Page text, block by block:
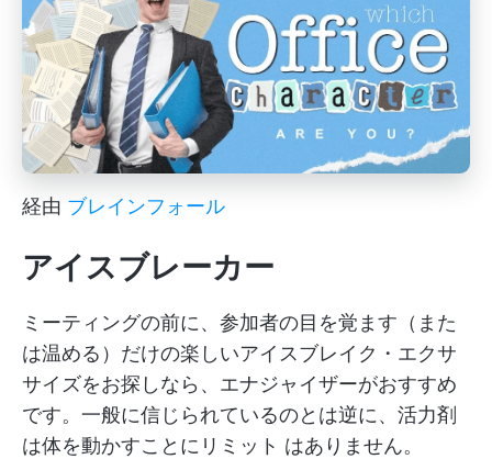
経由 ブレインフォール
アイスブレーカー
ミーティングの前に、参加者の目を覚ます（また
は温める）だけの楽しいアイスブレイク・エクサ
サイズをお探しなら、エナジャイザーがおすすめ
です。一般に信じられているのとは逆に、活力剤
は体を動かすことにリミット はありません。